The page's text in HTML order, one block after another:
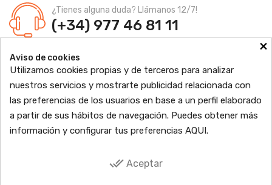
¿Tienes alguna duda? Llámanos 12/7!
(+34) 977 46 81 11
Farmacia Jordi Blanch
C/ Major, 1 - 43877
Ldo. Jordi Blanch Pastor
Nº de Colegiado: 870
Nº Autorización: F4300109
PRODUCTOS

INFORMACIÓN
×
Aviso de cookies
Utilizamos cookies propias y de terceros para analizar
nuestros servicios y mostrarte publicidad relacionada con
las preferencias de los usuarios en base a un perfil elaborado
a partir de sus hábitos de navegación. Puedes obtener más
información y configurar tus preferencias AQUI.
done_all Aceptar